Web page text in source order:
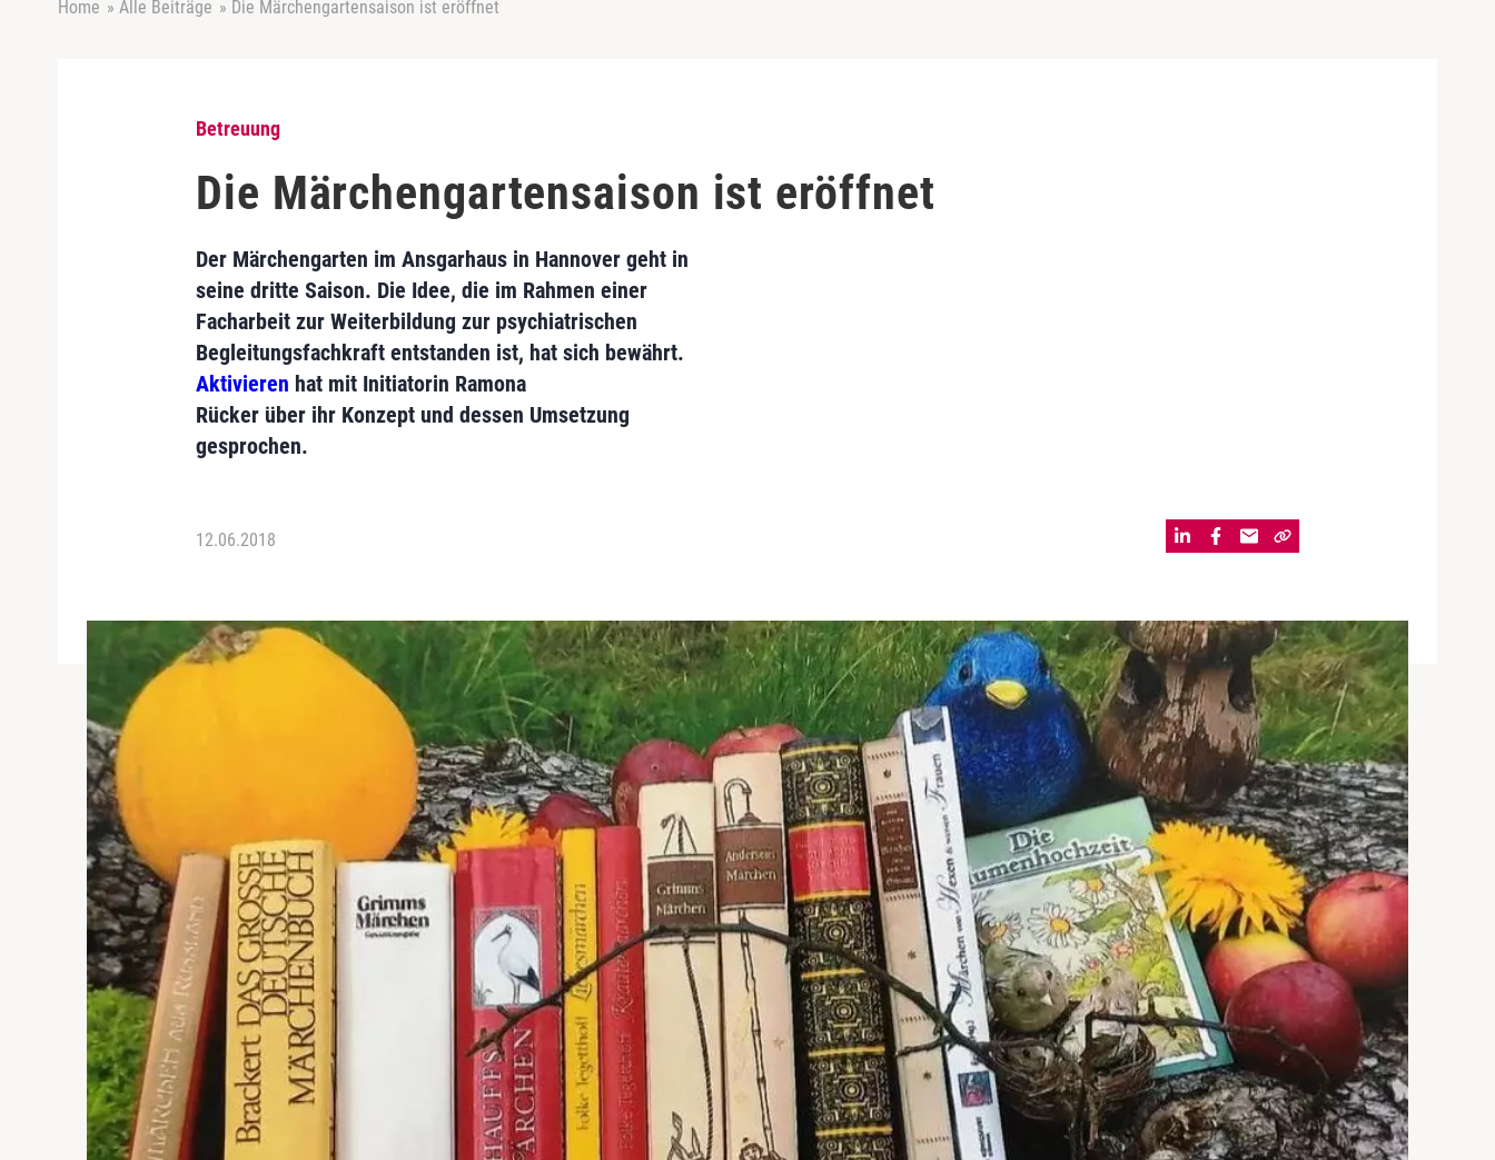
Home » Alle Beiträge » Die Märchengartensaison ist eröffnet
Betreuung
Die Märchengartensaison ist eröffnet
Der Märchengarten im Ansgarhaus in Hannover geht in
seine dritte Saison. Die Idee, die im Rahmen einer
Facharbeit zur Weiterbildung zur psychiatrischen
Begleitungsfachkraft entstanden ist, hat sich bewährt.
Aktivieren hat mit Initiatorin Ramona
Rücker über ihr Konzept und dessen Umsetzung
gesprochen.
12.06.2018